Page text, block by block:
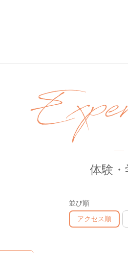
体験・
並び順
アクセス順